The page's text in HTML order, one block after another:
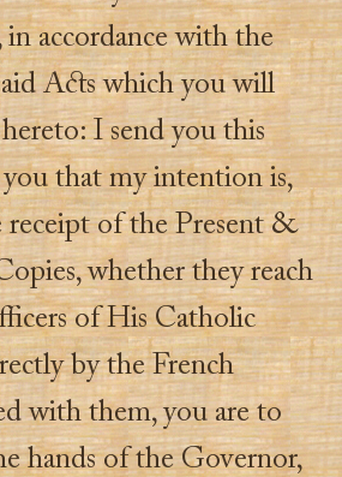
accordance with the
Acts which you will
I send you this
that my intention is,
of the Present &
whether they reach
of His Catholic
by the French
with them, you are to
hands of the Governor,